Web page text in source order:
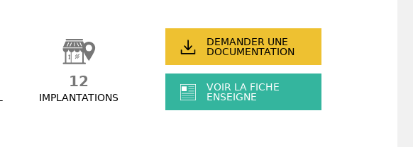
12
IMPLANTATIONS
DEMANDER UNE
DOCUMENTATION
VOIR LA FICHE
ENSEIGNE